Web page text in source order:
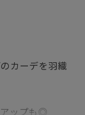
カーデを羽織
ップも◎